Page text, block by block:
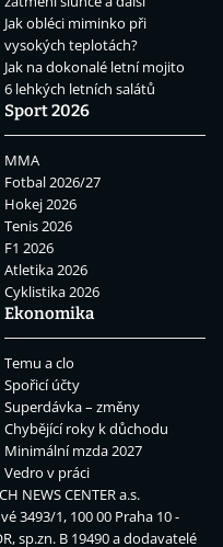
Jak obléci miminko při
vysokých teplotách?
Jak na dokonalé letní mojito
6 lehkých letních salátů
Sport 2026
MMA
Fotbal 2026/27
Hokej 2026
Tenis 2026
F1 2026
Atletika 2026
Cyklistika 2026
Ekonomika
Temu a clo
Spořicí účty
Superdávka – změny
Chybějící roky k důchodu
Minimální mzda 2027
Vedro v práci
NEWS CENTER a.s.
3493/1, 100 00 Praha 10 -
sp.zn. B 19490 a dodavatelé